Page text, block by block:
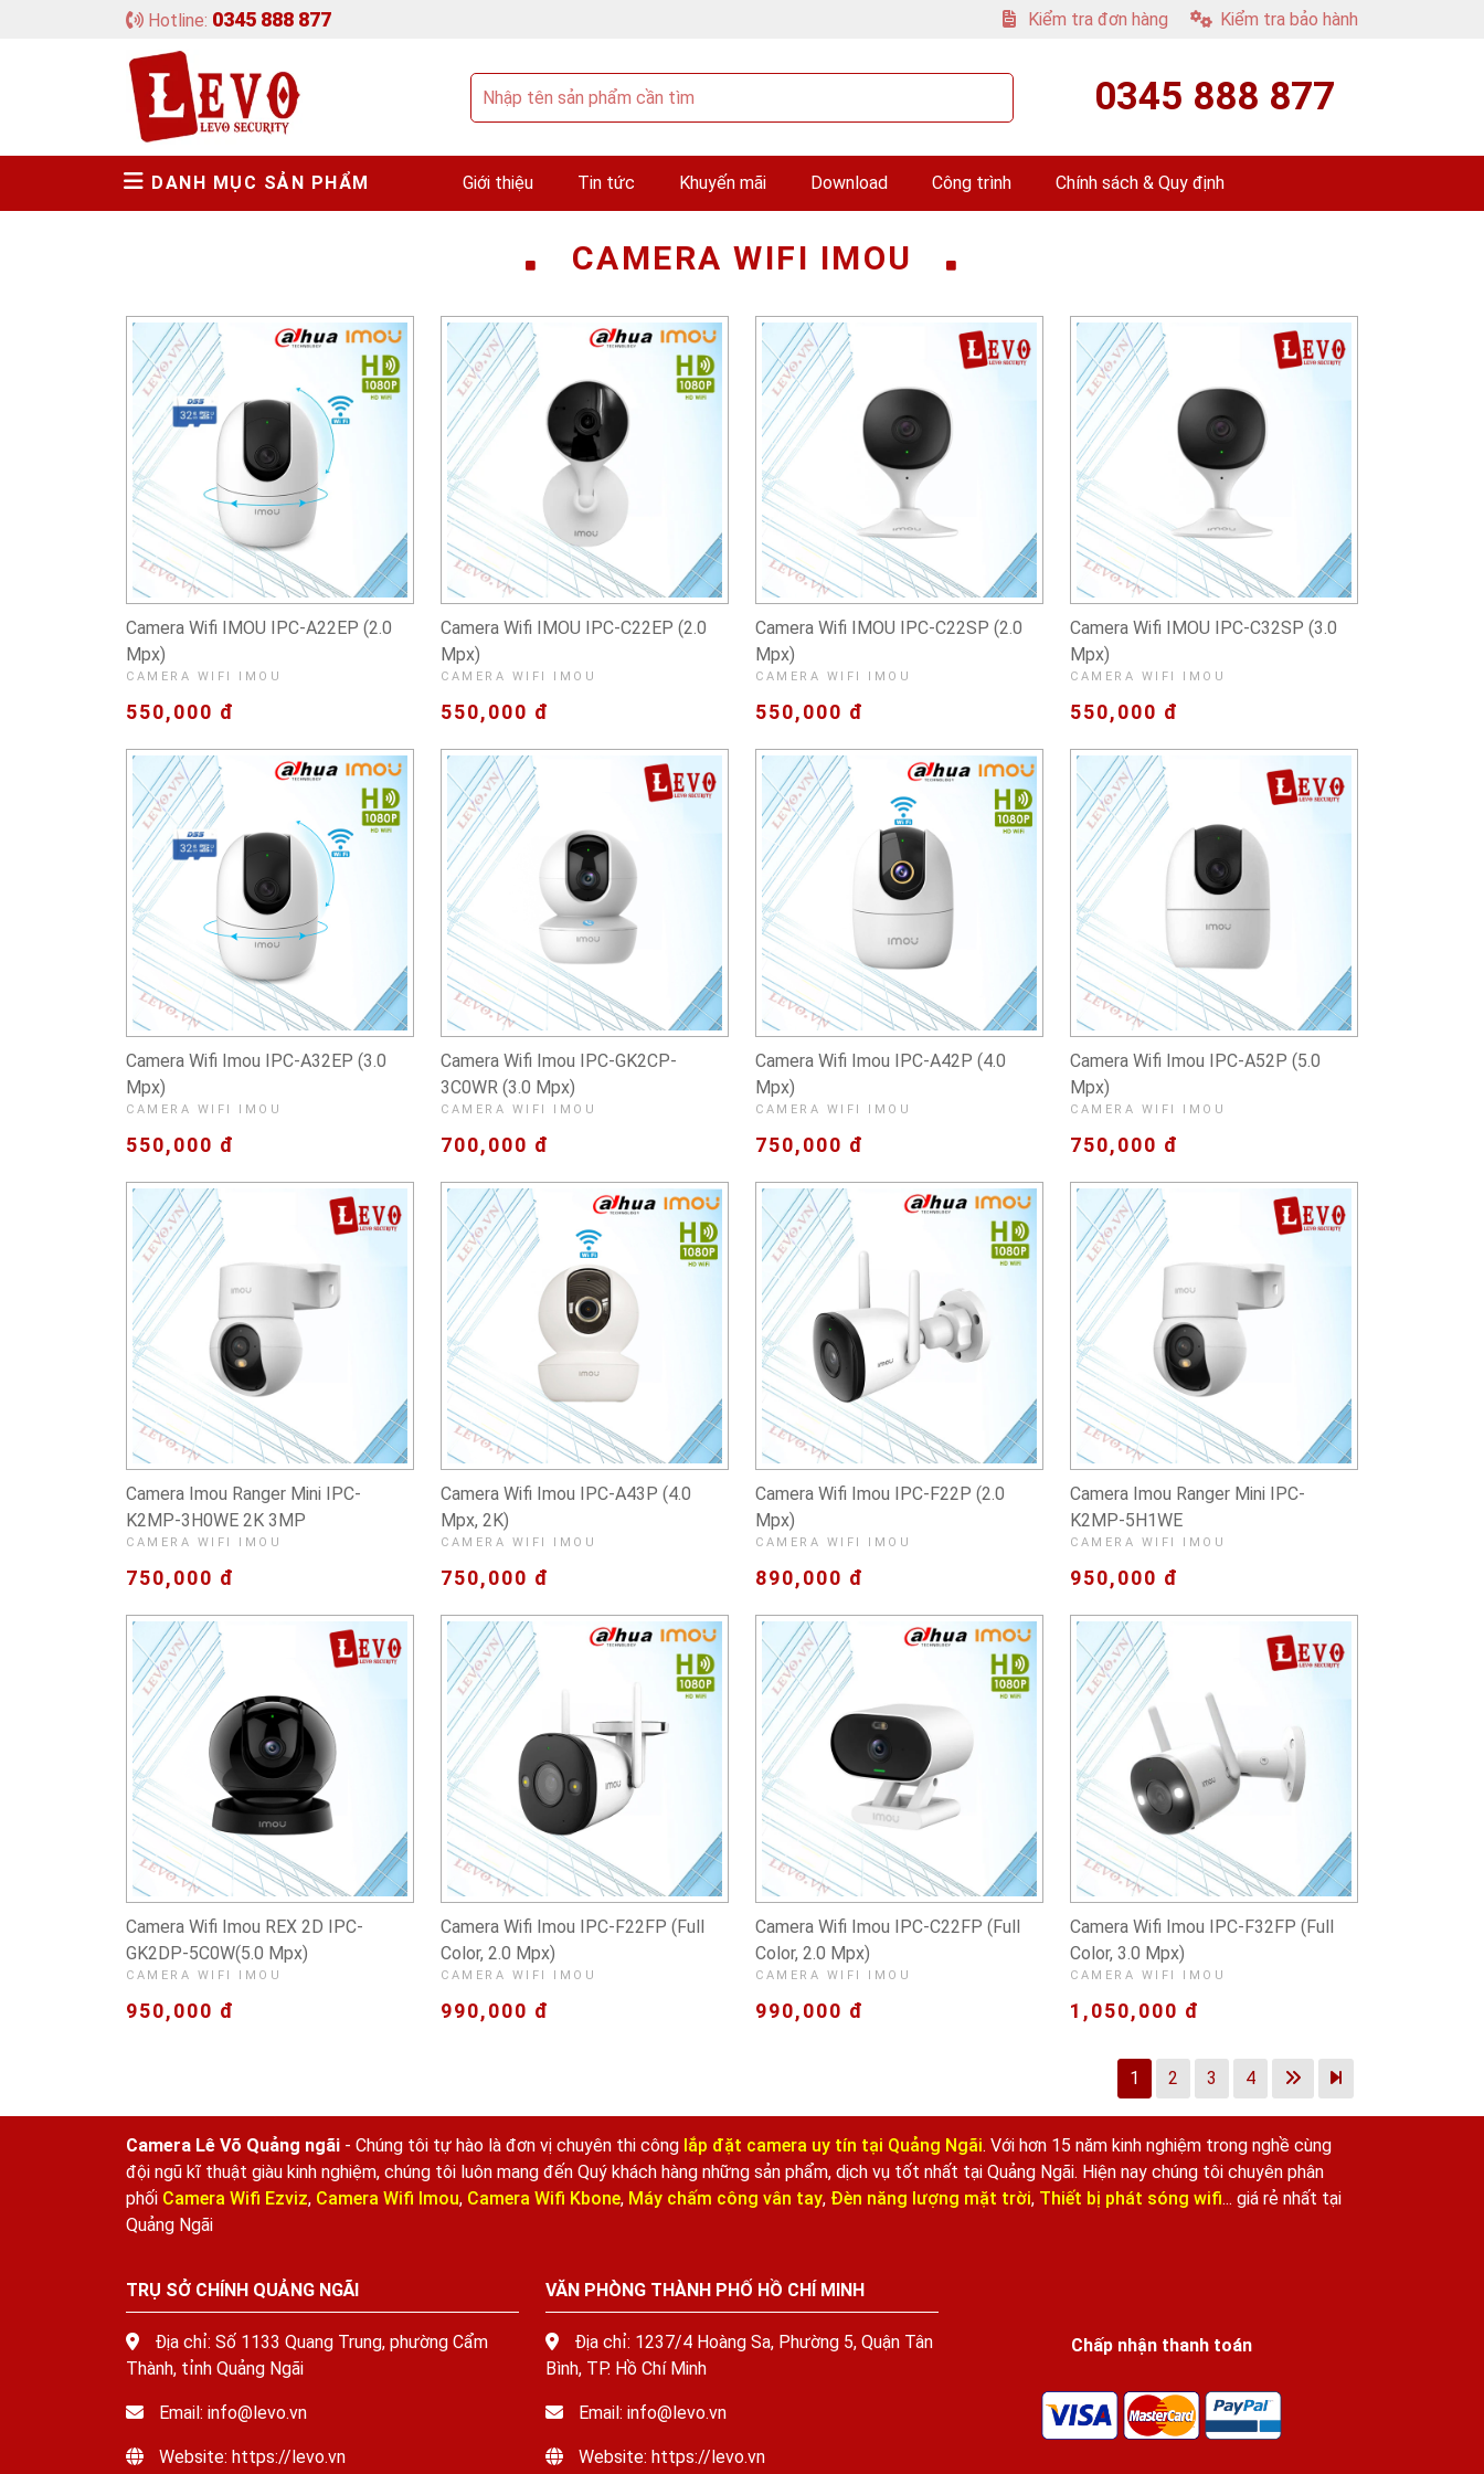
Hotline: 0345 888 877 Kiểm tra đơn hàng Kiểm tra bảo hành
0345 888 877
DANH MỤC SẢN PHẨM Giới thiệu Tin tức Khuyến mãi Download Công trình Chính sách & Quy định
CAMERA WIFI IMOU
Camera Wifi IMOU IPC-A22EP (2.0
Mpx)
CAMERA WIFI IMOU
550,000 đ
Camera Wifi IMOU IPC-C22EP (2.0
Mpx)
CAMERA WIFI IMOU
550,000 đ
Camera Wifi IMOU IPC-C22SP (2.0
Mpx)
CAMERA WIFI IMOU
550,000 đ
Camera Wifi IMOU IPC-C32SP (3.0
Mpx)
CAMERA WIFI IMOU
550,000 đ
Camera Wifi Imou IPC-A32EP (3.0
Mpx)
CAMERA WIFI IMOU
550,000 đ
Camera Wifi Imou IPC-GK2CP-
3C0WR (3.0 Mpx)
CAMERA WIFI IMOU
700,000 đ
Camera Wifi Imou IPC-A42P (4.0
Mpx)
CAMERA WIFI IMOU
750,000 đ
Camera Wifi Imou IPC-A52P (5.0
Mpx)
CAMERA WIFI IMOU
750,000 đ
Camera Imou Ranger Mini IPC-
K2MP-3H0WE 2K 3MP
CAMERA WIFI IMOU
750,000 đ
Camera Wifi Imou IPC-A43P (4.0
Mpx, 2K)
CAMERA WIFI IMOU
750,000 đ
Camera Wifi Imou IPC-F22P (2.0
Mpx)
CAMERA WIFI IMOU
890,000 đ
Camera Imou Ranger Mini IPC-
K2MP-5H1WE
CAMERA WIFI IMOU
950,000 đ
Camera Wifi Imou REX 2D IPC-
GK2DP-5C0W(5.0 Mpx)
CAMERA WIFI IMOU
950,000 đ
Camera Wifi Imou IPC-F22FP (Full
Color, 2.0 Mpx)
CAMERA WIFI IMOU
990,000 đ
Camera Wifi Imou IPC-C22FP (Full
Color, 2.0 Mpx)
CAMERA WIFI IMOU
990,000 đ
Camera Wifi Imou IPC-F32FP (Full
Color, 3.0 Mpx)
CAMERA WIFI IMOU
1,050,000 đ
1 2 3 4
Camera Lê Võ Quảng ngãi - Chúng tôi tự hào là đơn vị chuyên thi công lắp đặt camera uy tín tại Quảng Ngãi. Với hơn 15 năm kinh nghiệm trong nghề cùng
đội ngũ kĩ thuật giàu kinh nghiệm, chúng tôi luôn mang đến Quý khách hàng những sản phẩm, dịch vụ tốt nhất tại Quảng Ngãi. Hiện nay chúng tôi chuyên phân
phối Camera Wifi Ezviz, Camera Wifi Imou, Camera Wifi Kbone, Máy chấm công vân tay, Đèn năng lượng mặt trời, Thiết bị phát sóng wifi... giá rẻ nhất tại
Quảng Ngãi
TRỤ SỞ CHÍNH QUẢNG NGÃI
Địa chỉ: Số 1133 Quang Trung, phường Cẩm
Thành, tỉnh Quảng Ngãi
Email: info@levo.vn
Website: https://levo.vn
VĂN PHÒNG THÀNH PHỐ HỒ CHÍ MINH
Địa chỉ: 1237/4 Hoàng Sa, Phường 5, Quận Tân
Bình, TP. Hồ Chí Minh
Email: info@levo.vn
Website: https://levo.vn
Chấp nhận thanh toán